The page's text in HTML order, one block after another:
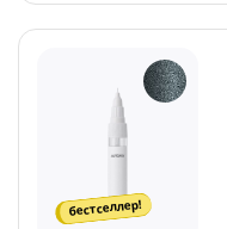
бестселлер!